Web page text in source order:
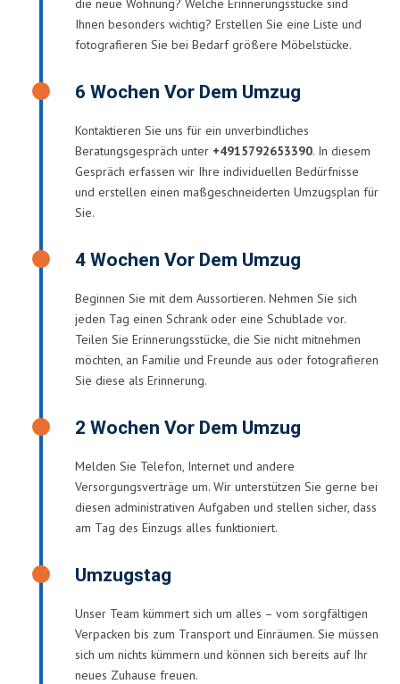
die neue Wohnung? Welche Erinnerungsstücke sind
Ihnen besonders wichtig? Erstellen Sie eine Liste und
fotografieren Sie bei Bedarf größere Möbelstücke.
6 Wochen Vor Dem Umzug
Kontaktieren Sie uns für ein unverbindliches
Beratungsgespräch unter +4915792653390. In diesem
Gespräch erfassen wir Ihre individuellen Bedürfnisse
und erstellen einen maßgeschneiderten Umzugsplan für
Sie.
4 Wochen Vor Dem Umzug
Beginnen Sie mit dem Aussortieren. Nehmen Sie sich
jeden Tag einen Schrank oder eine Schublade vor.
Teilen Sie Erinnerungsstücke, die Sie nicht mitnehmen
möchten, an Familie und Freunde aus oder fotografieren
Sie diese als Erinnerung.
2 Wochen Vor Dem Umzug
Melden Sie Telefon, Internet und andere
Versorgungsverträge um. Wir unterstützen Sie gerne bei
diesen administrativen Aufgaben und stellen sicher, dass
am Tag des Einzugs alles funktioniert.
Umzugstag
Unser Team kümmert sich um alles – vom sorgfältigen
Verpacken bis zum Transport und Einräumen. Sie müssen
sich um nichts kümmern und können sich bereits auf Ihr
neues Zuhause freuen.